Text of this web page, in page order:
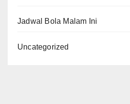
Jadwal Bola Malam Ini
Uncategorized